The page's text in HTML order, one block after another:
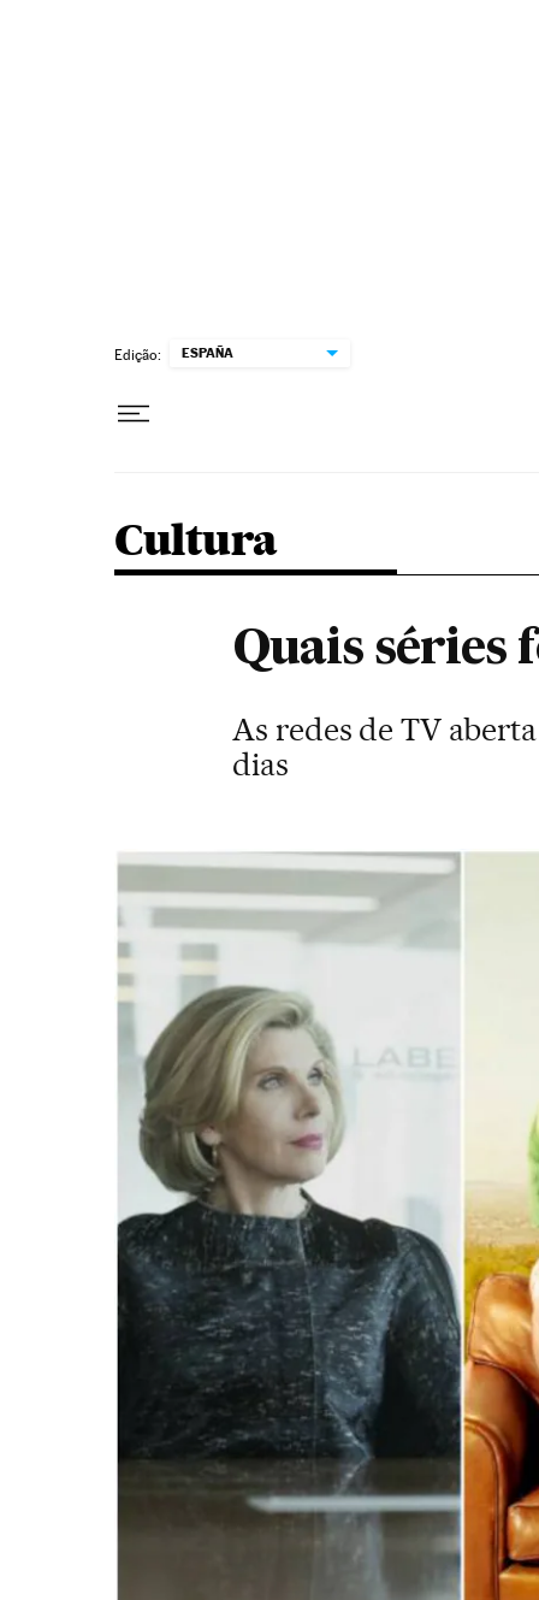
Edição: ESPAÑA
Cultura
Quais séries
As redes de TV
dias